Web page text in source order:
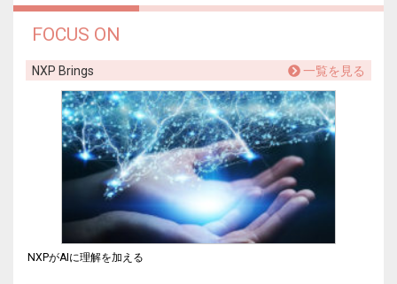
FOCUS ON
NXP Brings 一覧を見る
NXPがAIに理解を加える